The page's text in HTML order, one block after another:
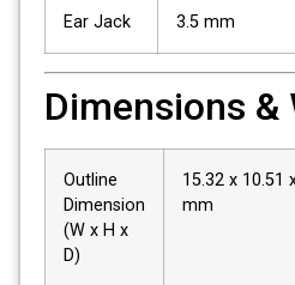
Ear Jack 3.5 mm
Dimensions &
Outline
Dimension
(W x H x
D)
15.32 x 10.51
mm